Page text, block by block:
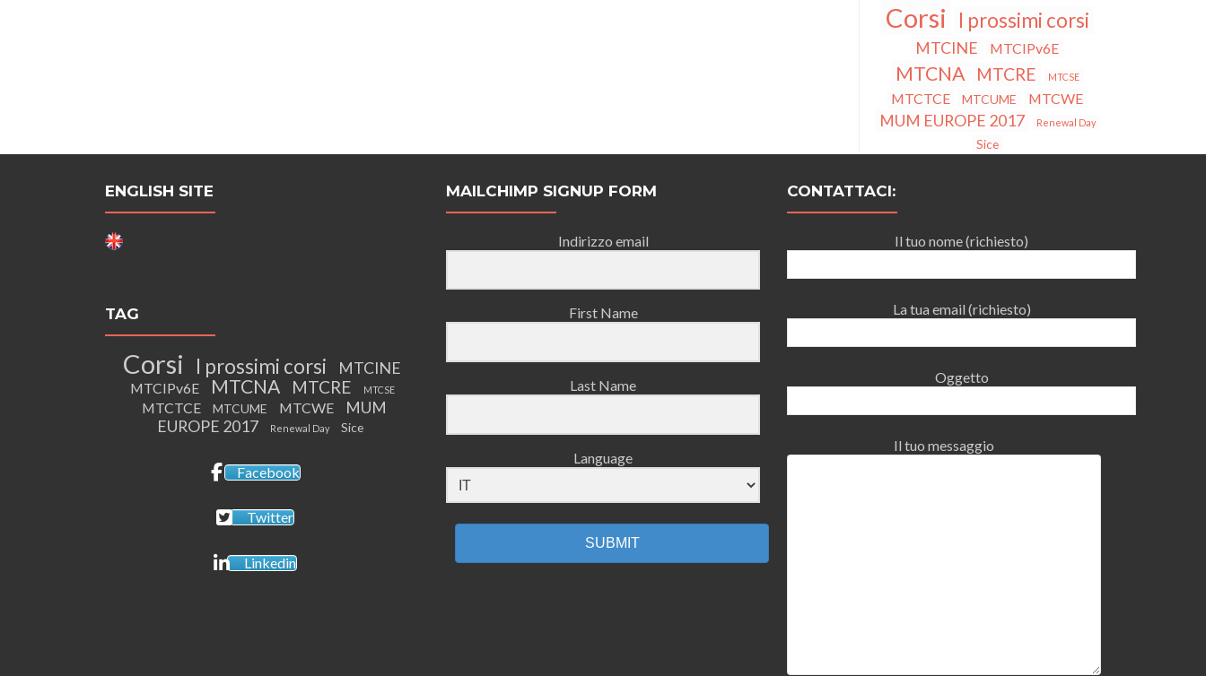
Corsi I prossimi corsi
MTCINE MTCIPv6E
MTCNA MTCRE MTCSE
MTCTCE MTCUME MTCWE
MUM EUROPE 2017 Renewal Day
Sice
ENGLISH SITE
TAG
Corsi I prossimi corsi MTCINE
MTCIPv6E MTCNA MTCRE MTCSE
MTCTCE MTCUME MTCWE
MUM
EUROPE 2017
Renewal Day Sice
Facebook
Twitter
Linkedin
MAILCHIMP SIGNUP FORM
Indirizzo email
First Name
Last Name
Language
SUBMIT
CONTATTACI:
Il tuo nome (richiesto)
La tua email (richiesto)
Oggetto
Il tuo messaggio